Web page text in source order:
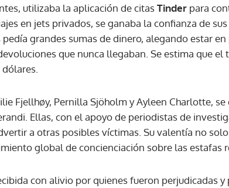
utilizaba la aplicación de citasTinder para
en jets privados, se ganaba la confianza de
grandes sumas de dinero, alegando estar
que nunca llegaban. Se estima que el
Fjellhøy, Pernilla Sjöholm y Ayleen Charlotte,
Ellas, con el apoyo de periodistas de
a otras posibles víctimas. Su valentía no
global de concienciación sobre las estafas
con alivio por quienes fueron perjudicadas